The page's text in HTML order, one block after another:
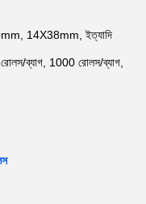
14X38mm, ইত্যাদি
ব্যাগ, 1000 রোলস/ব্যাগ,